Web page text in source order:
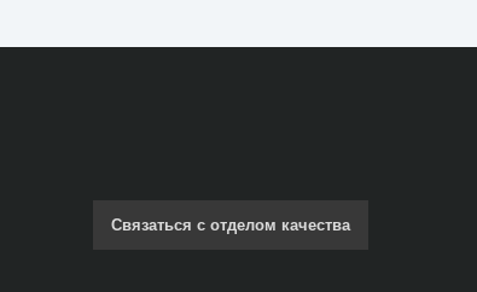
Связаться с отделом качества